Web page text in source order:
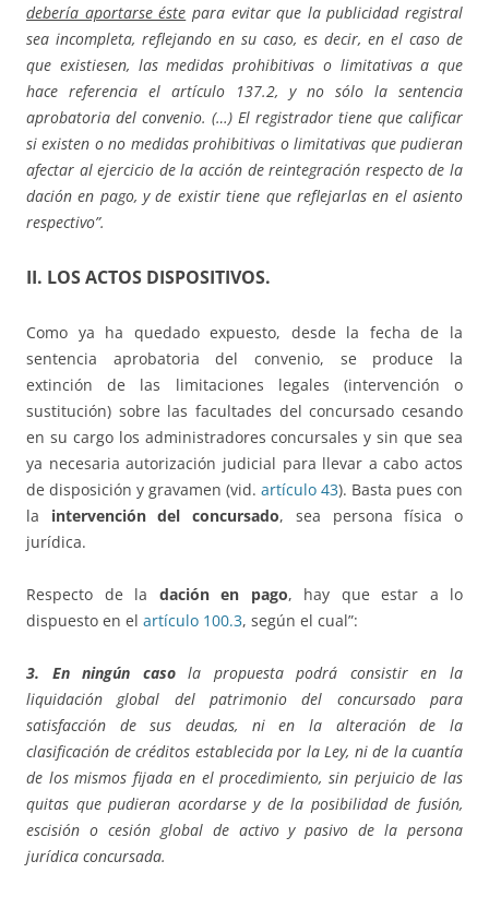
debería aportarse éste para evitar que la publicidad registral
sea incompleta, reflejando en su caso, es decir, en el caso de
que existiesen, las medidas prohibitivas o limitativas a que
hace referencia el artículo 137.2, y no sólo la sentencia
aprobatoria del convenio. (…) El registrador tiene que calificar
si existen o no medidas prohibitivas o limitativas que pudieran
afectar al ejercicio de la acción de reintegración respecto de la
dación en pago, y de existir tiene que reflejarlas en el asiento
respectivo”.
II. LOS ACTOS DISPOSITIVOS.
Como ya ha quedado expuesto, desde la fecha de la
sentencia aprobatoria del convenio, se produce la
extinción de las limitaciones legales (intervención o
sustitución) sobre las facultades del concursado cesando
en su cargo los administradores concursales y sin que sea
ya necesaria autorización judicial para llevar a cabo actos
de disposición y gravamen (vid. artículo 43). Basta pues con
la intervención del concursado, sea persona física o
jurídica.
Respecto de la dación en pago, hay que estar a lo
dispuesto en el artículo 100.3, según el cual”:
3. En ningún casola propuesta podrá consistir en la
liquidación global del patrimonio del concursado para
satisfacción de sus deudas, ni en la alteración de la
clasificación de créditos establecida por la Ley, ni de la cuantía
de los mismos fijada en el procedimiento, sin perjuicio de las
quitas que pudieran acordarse y de la posibilidad de fusión,
escisión o cesión global de activo y pasivo de la persona
jurídica concursada.